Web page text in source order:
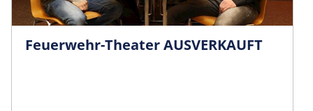
Feuerwehr-Theater AUSVERKAUFT